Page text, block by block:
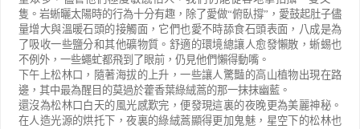
隻。岩蜥曬太陽時的行為十分有趣，除了愛做“俯臥撐” ，愛鼓起肚子儘
量增大與溫暖石頭的接觸面，它們也愛不時舔食石頭表面，八成是為
了吸收一些鹽分和其他礦物質。舒適的環境總讓人愈發懶散，蜥蜴也
不例外，一些蠅虻都飛到了眼前，仍見他們懶得動嘴。
下午上松林口，隨著海拔的上升，一些讓人驚豔的高山植物出現在路
邊，其中最為醒目的莫過於藿香葉綠絨蒿的那一抹抹幽藍。
還沒為松林口白天的風光感歎完，便發現這裏的夜晚更為美麗神秘。
在人造光源的烘托下，夜裏的綠絨蒿顯得更加鬼魅，星空下的松林也